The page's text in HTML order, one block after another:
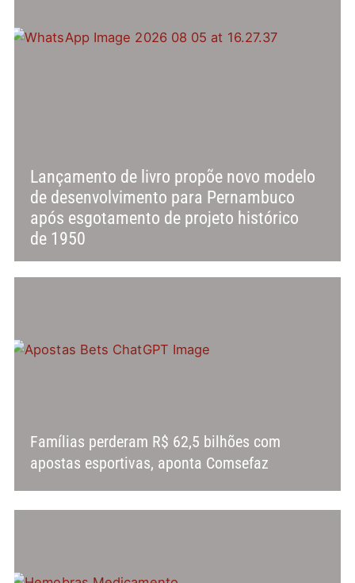
Lançamento de livro propõe novo modelo
de desenvolvimento para Pernambuco
após esgotamento de projeto histórico
de 1950
Famílias perderam R$ 62,5 bilhões com
apostas esportivas, aponta Comsefaz